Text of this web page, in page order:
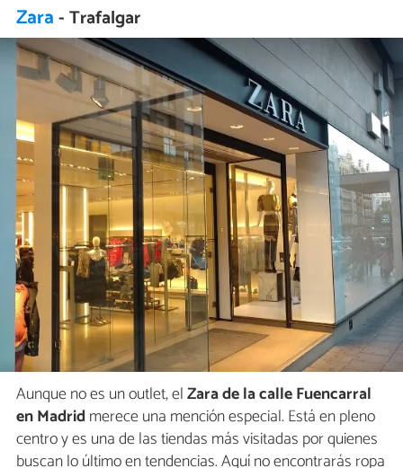
Zara- Trafalgar
Aunque no es un outlet, elZara de la calle Fuencarral
en Madridmerece una mención especial. Está en pleno
centro y es una de las tiendas más visitadas por quienes
buscan lo último en tendencias. Aquí no encontrarás ropa